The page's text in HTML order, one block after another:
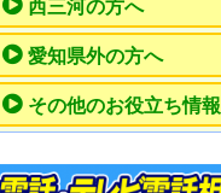
西三河の方へ
愛知県外の方へ
その他のお役立ち情報